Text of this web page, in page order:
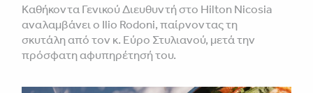
Καθήκοντα Γενικού Διευθυντή στο Hilton Nicosia
αναλαμβάνει ο Ilio Rodoni, παίρνοντας τη
σκυτάλη από τον κ. Εύρο Στυλιανού, μετά την
πρόσφατη αφυπηρέτησή του.